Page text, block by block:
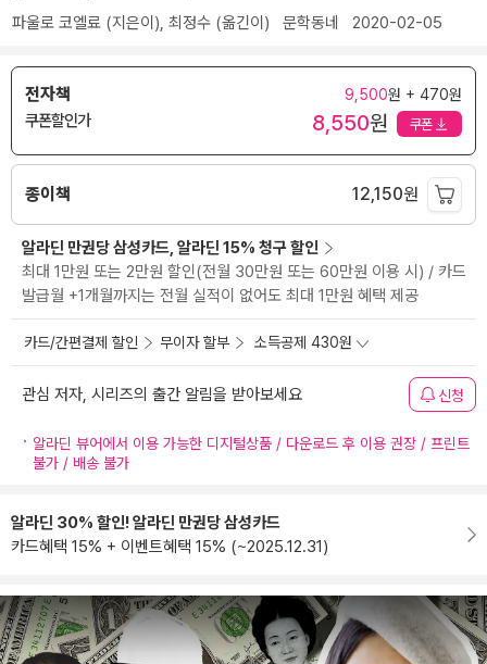
파울로 코엘료 (지은이), 최정수 (옮긴이) 문학동네 2020-02-05
전자책 9,500원 + 470원
쿠폰할인가 8,550원 쿠폰
종이책 12,150원
알라딘 만권당 삼성카드, 알라딘 15% 청구 할인
최대 1만원 또는 2만원 할인(전월 30만원 또는 60만원 이용 시) / 카드
발급월 +1개월까지는 전월 실적이 없어도 최대 1만원 혜택 제공
카드/간편결제 할인 무이자 할부 소득공제 430원
관심 저자, 시리즈의 출간 알림을 받아보세요 신청
알라딘 뷰어에서 이용 가능한 디지털상품 / 다운로드 후 이용 권장 / 프린트
불가 / 배송 불가
알라딘 30% 할인! 알라딘 만권당 삼성카드
카드혜택 15% + 이벤트혜택 15% (~2025.12.31)